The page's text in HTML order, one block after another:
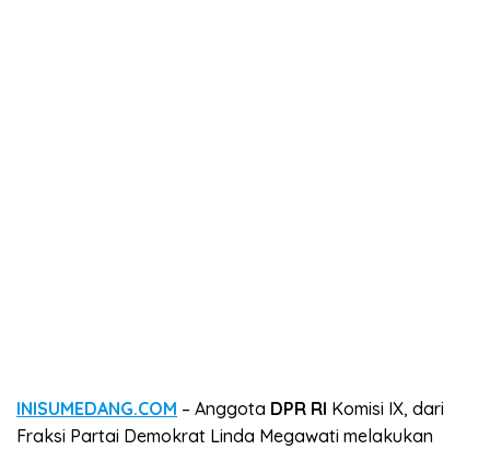
INISUMEDANG.COM – Anggota DPR RI Komisi IX, dari
Fraksi Partai Demokrat Linda Megawati melakukan